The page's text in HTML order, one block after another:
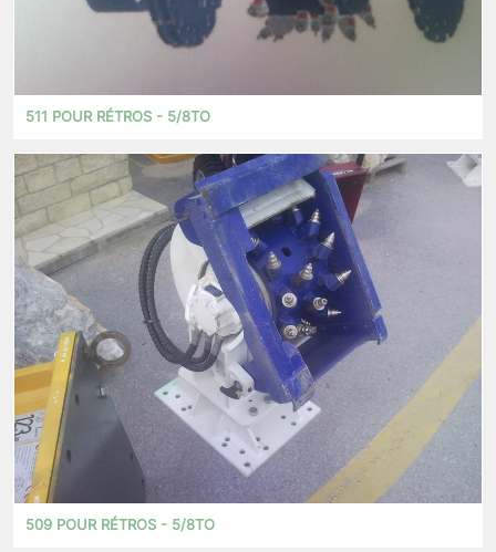
511 POUR RÉTROS - 5/8TO
509 POUR RÉTROS - 5/8TO